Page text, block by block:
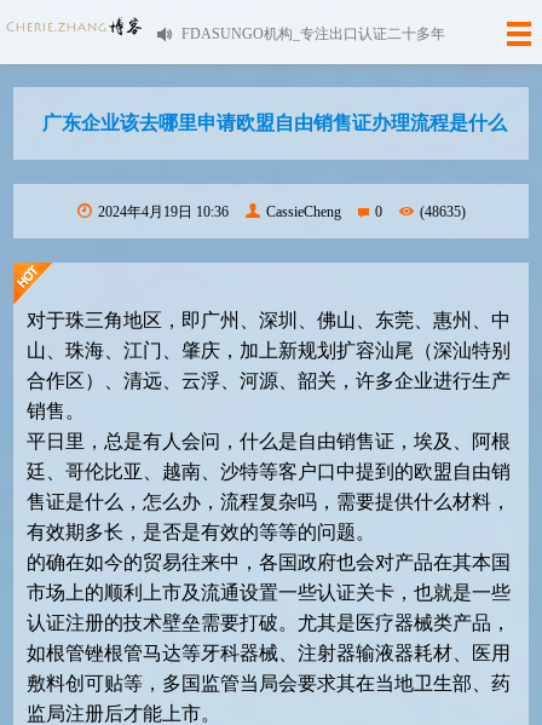
FDASUNGO机构_专注出口认证二十多年
广东企业该去哪里申请欧盟自由销售证办理流程是什么
2024年4月19日 10:36 CassieCheng 0 (48635)
对于珠三角地区，即广州、深圳、佛山、东莞、惠州、中
山、珠海、江门、肇庆，加上新规划扩容汕尾（深汕特别
合作区）、清远、云浮、河源、韶关，许多企业进行生产
销售。
平日里，总是有人会问，什么是自由销售证，埃及、阿根
廷、哥伦比亚、越南、沙特等客户口中提到的欧盟自由销
售证是什么，怎么办，流程复杂吗，需要提供什么材料，
有效期多长，是否是有效的等等的问题。
的确在如今的贸易往来中，各国政府也会对产品在其本国
市场上的顺利上市及流通设置一些认证关卡，也就是一些
认证注册的技术壁垒需要打破。尤其是医疗器械类产品，
如根管锉根管马达等牙科器械、注射器输液器耗材、医用
敷料创可贴等，多国监管当局会要求其在当地卫生部、药
监局注册后才能上市。